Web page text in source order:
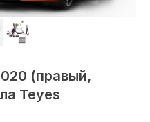
(правый,
Teyes